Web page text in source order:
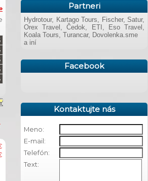
Partneri
Hydrotour, Kartago Tours, Fischer, Satur,
Orex Travel, Čedok, ETI, Eso Travel,
Koala Tours, Turancar, Dovolenka.sme
a iní
Facebook
Kontaktujte nás
Meno:
E-mail:
Telefón:
Text: